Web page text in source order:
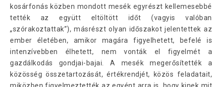
kosárfonás közben mondott mesék egyrészt kellemesebbé
tették az együtt eltöltött időt (vagyis valóban
„szórakoztattak”), másrészt olyan időszakot jelentettek az
ember életében, amikor magára figyelhetett, befelé is
intenzívebben élhetett, nem vonták el figyelmét a
gazdálkodás gondjai-bajai. A mesék megerősítették a
közösség összetartozását, értékrendjét, közös feladatait,